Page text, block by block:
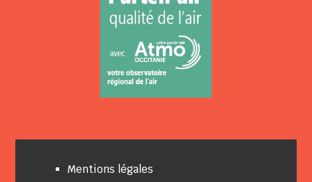
Mentions légales